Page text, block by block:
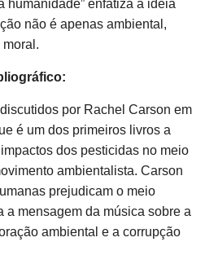
humanidade” enfatiza a ideia
não é apenas ambiental,
por Rachel Carson em
é um dos primeiros livros a
dos pesticidas no meio
ambientalista. Carson
prejudicam o meio
a mensagem da música sobre a
ambiental e a corrupção